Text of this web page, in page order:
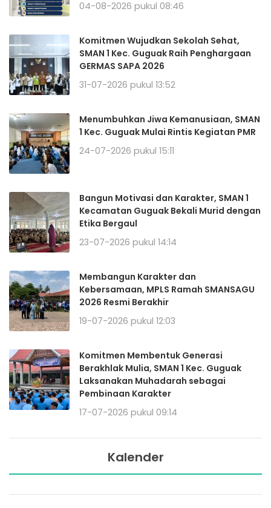
04-08-2026 pukul 08:46
Komitmen Wujudkan Sekolah Sehat,
SMAN 1 Kec. Guguak Raih Penghargaan
GERMAS SAPA 2026
31-07-2026 pukul 13:52
Menumbuhkan Jiwa Kemanusiaan, SMAN
1 Kec. Guguak Mulai Rintis Kegiatan PMR
24-07-2026 pukul 15:11
Bangun Motivasi dan Karakter, SMAN 1
Kecamatan Guguak Bekali Murid dengan
Etika Bergaul
23-07-2026 pukul 14:14
Membangun Karakter dan
Kebersamaan, MPLS Ramah SMANSAGU
2026 Resmi Berakhir
19-07-2026 pukul 12:03
Komitmen Membentuk Generasi
Berakhlak Mulia, SMAN 1 Kec. Guguak
Laksanakan Muhadarah sebagai
Pembinaan Karakter
17-07-2026 pukul 09:14
Kalender